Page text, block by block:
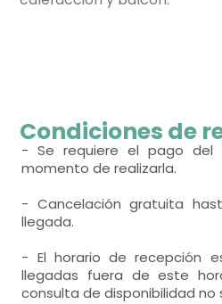
Distribución:
habitación doble
- cama de matrimonio
Condiciones de
- Se requiere el pago del
momento de realizarla.
- Cancelación gratuita
llegada.
- El horario de recepción
llegadas fuera de este
consulta de disponibilidad no